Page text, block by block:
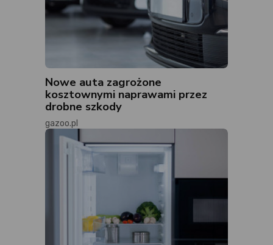
Nowe auta zagrożone
kosztownymi naprawami przez
drobne szkody
gazoo.pl